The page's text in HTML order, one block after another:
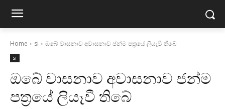
Home si ඔබේ වාසනාව අවාසනාව ජන්ම පත්‍රයේ ලියෑවී තිබේ
si
ඔබේ වාසනාව අවාසනාව ජන්ම
පත්‍රයේ ලියෑවී තිබේ